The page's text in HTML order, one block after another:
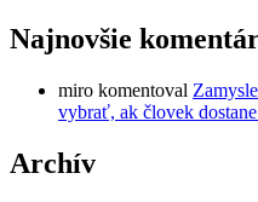
Najnovšie
miro komentoval
vybrať, ak človek
Archív